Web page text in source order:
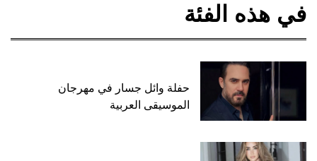
في هذه الفئة
حفلة وائل جسار في مهرجان
الموسيقى العربية